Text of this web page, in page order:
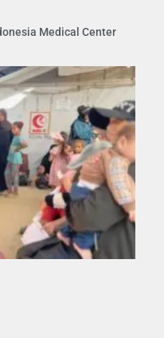
Medical Center